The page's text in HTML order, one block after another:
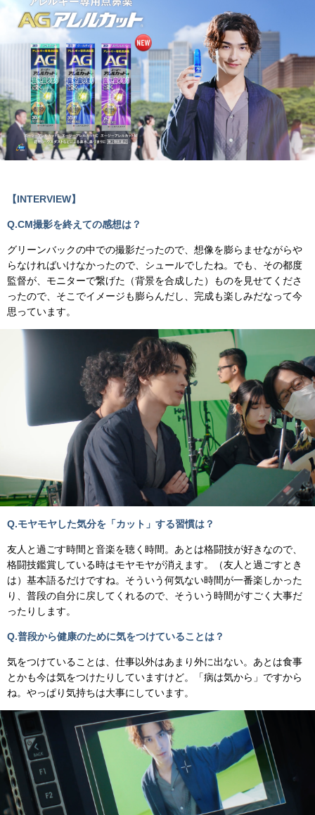
【INTERVIEW】
Q.CM撮影を終えての感想は？
グリーンバックの中での撮影だったので、想像を膨らませながらや
らなければいけなかったので、シュールでしたね。でも、その都度
監督が、モニターで繋げた（背景を合成した）ものを見せてくださ
ったので、そこでイメージも膨らんだし、完成も楽しみだなって今
思っています。
Q.モヤモヤした気分を「カット」する習慣は？
友人と過ごす時間と音楽を聴く時間。あとは格闘技が好きなので、
格闘技鑑賞している時はモヤモヤが消えます。（友人と過ごすとき
は）基本語るだけですね。そういう何気ない時間が一番楽しかった
り、普段の自分に戻してくれるので、そういう時間がすごく大事だ
ったりします。
Q.普段から健康のために気をつけていることは？
気をつけていることは、仕事以外はあまり外に出ない。あとは食事
とかも今は気をつけたりしていますけど。「病は気から」ですから
ね。やっぱり気持ちは大事にしています。